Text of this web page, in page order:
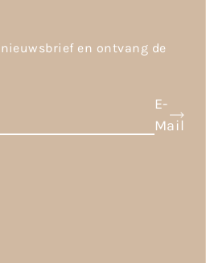
en ontvang de
E-
Mail